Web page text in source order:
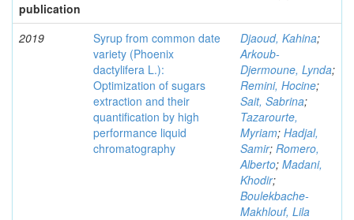
publication
2019
Syrup from common date
variety (Phoenix
dactylifera L.):
Optimization of sugars
extraction and their
quantification by high
performance liquid
chromatography
Djaoud, Kahina;
Arkoub-
Djermoune, Lynda;
Remini, Hocine;
Sait, Sabrina;
Tazarourte,
Myriam; Hadjal,
Samir; Romero,
Alberto; Madani,
Khodir;
Boulekbache-
Makhlouf, Lila